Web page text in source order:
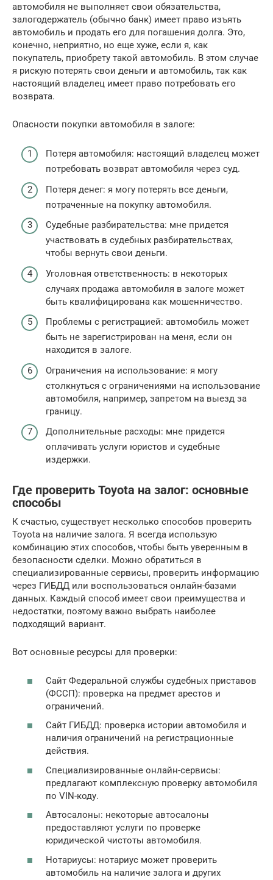
автомобиля не выполняет свои обязательства,
залогодержатель (обычно банк) имеет право изъять
автомобиль и продать его для погашения долга. Это,
конечно, неприятно, но еще хуже, если я, как
покупатель, приобрету такой автомобиль. В этом случае
я рискую потерять свои деньги и автомобиль, так как
настоящий владелец имеет право потребовать его
возврата.
Опасности покупки автомобиля в залоге:
Потеря автомобиля: настоящий владелец может
потребовать возврат автомобиля через суд.
Потеря денег: я могу потерять все деньги,
потраченные на покупку автомобиля.
Судебные разбирательства: мне придется
участвовать в судебных разбирательствах,
чтобы вернуть свои деньги.
Уголовная ответственность: в некоторых
случаях продажа автомобиля в залоге может
быть квалифицирована как мошенничество.
Проблемы с регистрацией: автомобиль может
быть не зарегистрирован на меня, если он
находится в залоге.
Ограничения на использование: я могу
столкнуться с ограничениями на использование
автомобиля, например, запретом на выезд за
границу.
Дополнительные расходы: мне придется
оплачивать услуги юристов и судебные
издержки.
Где проверить Toyota на залог: основные
способы
К счастью, существует несколько способов проверить
Toyota на наличие залога. Я всегда использую
комбинацию этих способов, чтобы быть уверенным в
безопасности сделки. Можно обратиться в
специализированные сервисы, проверить информацию
через ГИБДД или воспользоваться онлайн-базами
данных. Каждый способ имеет свои преимущества и
недостатки, поэтому важно выбрать наиболее
подходящий вариант.
Вот основные ресурсы для проверки:
Сайт Федеральной службы судебных приставов
(ФССП): проверка на предмет арестов и
ограничений.
Сайт ГИБДД: проверка истории автомобиля и
наличия ограничений на регистрационные
действия.
Специализированные онлайн-сервисы:
предлагают комплексную проверку автомобиля
по VIN-коду.
Автосалоны: некоторые автосалоны
предоставляют услуги по проверке
юридической чистоты автомобиля.
Нотариусы: нотариус может проверить
автомобиль на наличие залога и других